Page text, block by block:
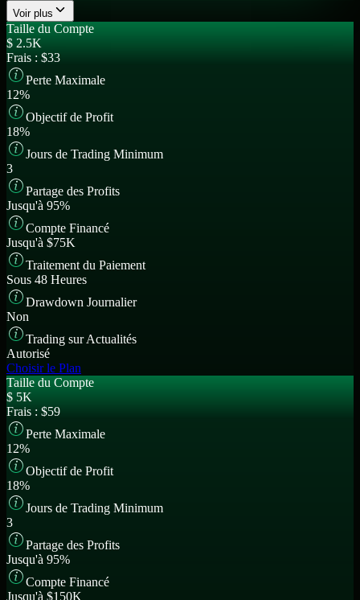
Voir plus
Taille du Compte
$ 2.5K
Frais : $33
Perte Maximale
12%
Objectif de Profit
18%
Jours de Trading Minimum
3
Partage des Profits
Jusqu'à 95%
Compte Financé
Jusqu'à $75K
Traitement du Paiement
Sous 48 Heures
Drawdown Journalier
Non
Trading sur Actualités
Autorisé
Choisir le Plan
Taille du Compte
$ 5K
Frais : $59
Perte Maximale
12%
Objectif de Profit
18%
Jours de Trading Minimum
3
Partage des Profits
Jusqu'à 95%
Compte Financé
Jusqu'à $150K